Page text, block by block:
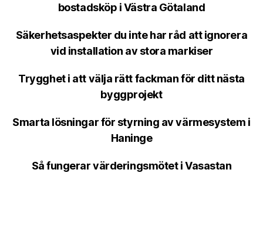
bostadsköp i Västra Götaland
Säkerhetsaspekter du inte har råd att ignorera
vid installation av stora markiser
Trygghet i att välja rätt fackman för ditt nästa
byggprojekt
Smarta lösningar för styrning av värmesystem i
Haninge
Så fungerar värderingsmötet i Vasastan